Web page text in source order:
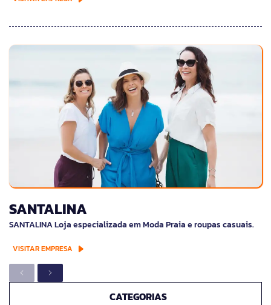
SANTALINA
SANTALINA Loja especializada em Moda Praia e roupas casuais.
VISITAR EMPRESA
CATEGORIAS